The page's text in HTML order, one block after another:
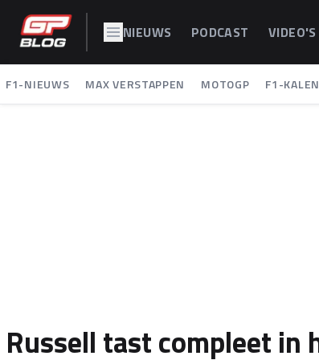
NIEUWS PODCAST VIDEO'S
F1-NIEUWS MAX VERSTAPPEN MOTOGP F1-
Russell tast compleet in